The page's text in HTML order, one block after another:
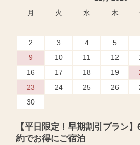
月
火 水 木
2
3 4 5
9
10 11 12
16
17 18 19
23
24 25 26
30
【平日限定！早期割引プラン
約でお得にご宿泊